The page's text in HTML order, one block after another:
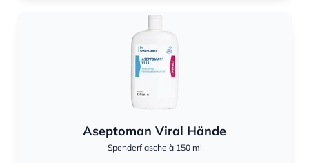
Aseptoman Viral Hände
Spenderflasche à 150 ml